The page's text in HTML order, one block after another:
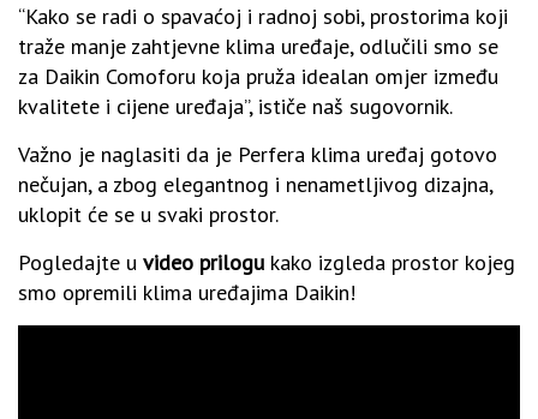
“Kako se radi o spavaćoj i radnoj sobi, prostorima koji
traže manje zahtjevne klima uređaje, odlučili smo se
za Daikin Comoforu koja pruža idealan omjer između
kvalitete i cijene uređaja”, ističe naš sugovornik.
Važno je naglasiti da je Perfera klima uređaj gotovo
nečujan, a zbog elegantnog i nenametljivog dizajna,
uklopit će se u svaki prostor.
Pogledajte u video prilogu kako izgleda prostor kojeg
smo opremili klima uređajima Daikin!